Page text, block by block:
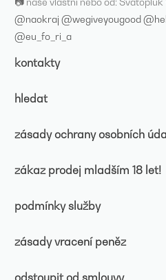
@naokraj@wegiveyougood
@eu_fo_ri_a
kontakty
hledat
zásady ochrany osobních
zákaz prodej mladším 18 let!
podmínky služby
zásady vracení peněz